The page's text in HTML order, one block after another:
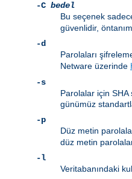
-C bedel
Bu seçenek
güvenlidir,
-d
Parolaları
Netware üzerinde
-s
Parolalar için SHA
günümüz
-p
Düz metin
düz metin
-l
Veritabanındaki